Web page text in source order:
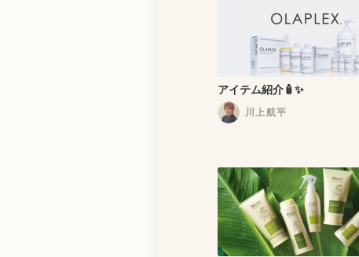
アイテム紹介🧴✨
川上航平